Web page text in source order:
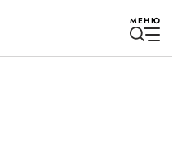
МЕНЮ